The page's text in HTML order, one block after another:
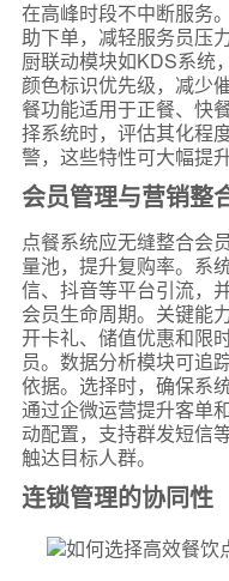
在高峰时段不中断服务
助下单，减轻服务员压
厨联动模块如KDS系统
颜色标识优先级，减少
餐功能适用于正餐、快
择系统时，评估其化程
警，这些特性可大幅提
会员管理与营销整
点餐系统应无缝整合会
量池，提升复购率。系
信、抖音等平台引流，
会员生命周期。关键能
开卡礼、储值优惠和限
员。数据分析模块可追
依据。选择时，确保系
通过企微运营提升客单
动配置，支持群发短信
触达目标人群。
连锁管理的协同性